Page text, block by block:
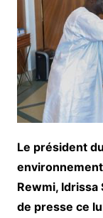
Le président
Rewmi, Idrissa
de presse ce